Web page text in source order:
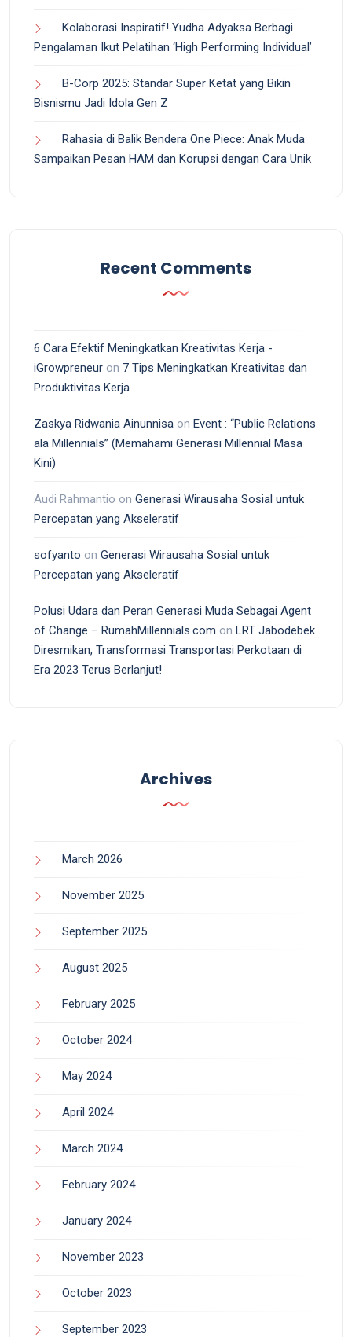
Kolaborasi Inspiratif! Yudha Adyaksa Berbagi
Pengalaman Ikut Pelatihan ‘High Performing Individual’
B-Corp 2025: Standar Super Ketat yang Bikin
Bisnismu Jadi Idola Gen Z
Rahasia di Balik Bendera One Piece: Anak Muda
Sampaikan Pesan HAM dan Korupsi dengan Cara Unik
Recent Comments
6 Cara Efektif Meningkatkan Kreativitas Kerja -
iGrowpreneur on 7 Tips Meningkatkan Kreativitas dan
Produktivitas Kerja
Zaskya Ridwania Ainunnisa on Event : “Public Relations
ala Millennials” (Memahami Generasi Millennial Masa
Kini)
Audi Rahmantio on Generasi Wirausaha Sosial untuk
Percepatan yang Akseleratif
sofyanto on Generasi Wirausaha Sosial untuk
Percepatan yang Akseleratif
Polusi Udara dan Peran Generasi Muda Sebagai Agent
of Change – RumahMillennials.com on LRT Jabodebek
Diresmikan, Transformasi Transportasi Perkotaan di
Era 2023 Terus Berlanjut!
Archives
March 2026
November 2025
September 2025
August 2025
February 2025
October 2024
May 2024
April 2024
March 2024
February 2024
January 2024
November 2023
October 2023
September 2023